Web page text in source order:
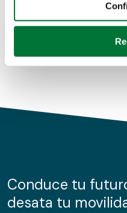
Identificar su
para buscar
Obtenga más
de cookies.
información sobre el uso
nuestros partners de
Conduce tu
desata tu